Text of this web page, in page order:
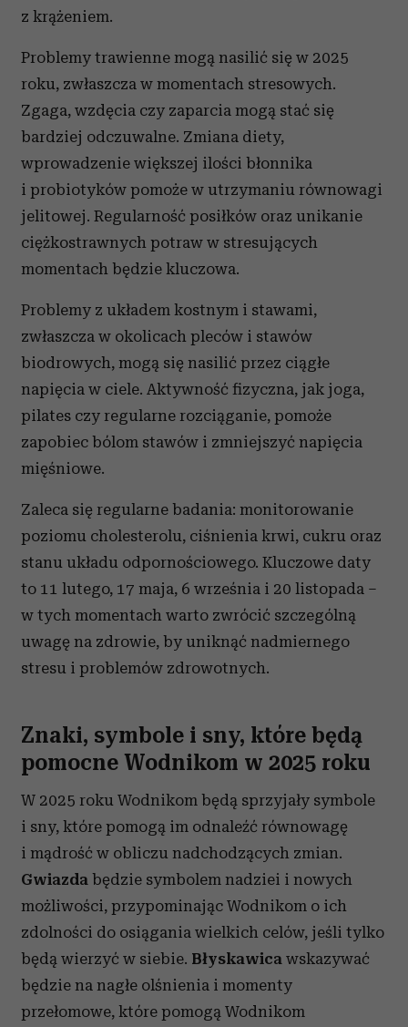
z krążeniem.
Problemy trawienne mogą nasilić się w 2025
roku, zwłaszcza w momentach stresowych.
Zgaga, wzdęcia czy zaparcia mogą stać się
bardziej odczuwalne. Zmiana diety,
wprowadzenie większej ilości błonnika
i probiotyków pomoże w utrzymaniu równowagi
jelitowej. Regularność posiłków oraz unikanie
ciężkostrawnych potraw w stresujących
momentach będzie kluczowa.
Problemy z układem kostnym i stawami,
zwłaszcza w okolicach pleców i stawów
biodrowych, mogą się nasilić przez ciągłe
napięcia w ciele. Aktywność fizyczna, jak joga,
pilates czy regularne rozciąganie, pomoże
zapobiec bólom stawów i zmniejszyć napięcia
mięśniowe.
Zaleca się regularne badania: monitorowanie
poziomu cholesterolu, ciśnienia krwi, cukru oraz
stanu układu odpornościowego. Kluczowe daty
to 11 lutego, 17 maja, 6 września i 20 listopada –
w tych momentach warto zwrócić szczególną
uwagę na zdrowie, by uniknąć nadmiernego
stresu i problemów zdrowotnych.
Znaki, symbole i sny, które będą
pomocne Wodnikom w 2025 roku
W 2025 roku Wodnikom będą sprzyjały symbole
i sny, które pomogą im odnaleźć równowagę
i mądrość w obliczu nadchodzących zmian.
Gwiazda będzie symbolem nadziei i nowych
możliwości, przypominając Wodnikom o ich
zdolności do osiągania wielkich celów, jeśli tylko
będą wierzyć w siebie. Błyskawica wskazywać
będzie na nagłe olśnienia i momenty
przełomowe, które pomogą Wodnikom